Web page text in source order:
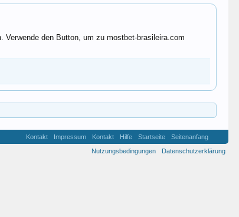
den Button, um zu mostbet-brasileira.com
Kontakt Impressum Kontakt Hilfe Startseite
Seitenanfang
Nutzungsbedingungen
Datenschutzerklärung